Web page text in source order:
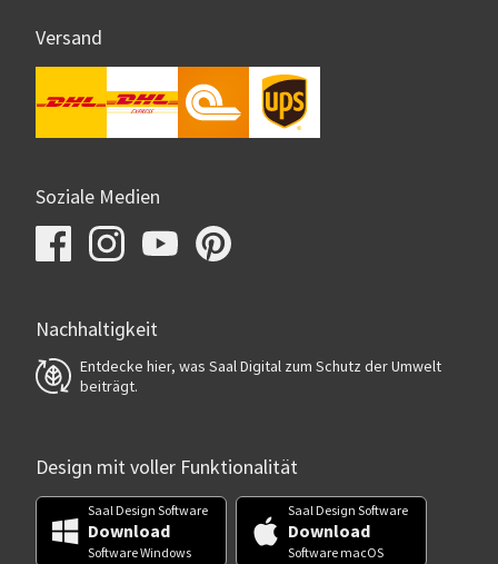
Versand
Soziale Medien
Nachhaltigkeit
Entdecke hier, was Saal Digital zum Schutz der Umwelt
beiträgt.
Design mit voller Funktionalität
Saal Design Software
Download
Software Windows
Saal Design Software
Download
Software macOS